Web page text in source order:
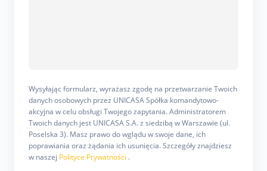
Wysyłając formularz, wyrażasz zgodę na przetwarzanie Twoich
danych osobowych przez UNICASA Spółka komandytowo-
akcyjna w celu obsługi Twojego zapytania. Administratorem
Twoich danych jest UNICASA S.A. z siedzibą w Warszawie (ul.
Poselska 3). Masz prawo do wglądu w swoje dane, ich
poprawiania oraz żądania ich usunięcia. Szczegóły znajdziesz
w naszej Polityce Prywatności .